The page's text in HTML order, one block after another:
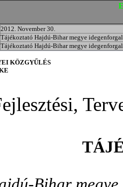
2012. November 30.
Tájékoztató Hajdú-Bihar megye
Tájékoztató Hajdú-Bihar megye